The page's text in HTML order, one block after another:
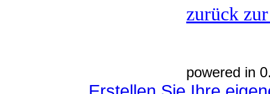
zurück
powered in